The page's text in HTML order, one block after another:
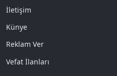
İletişim
Künye
Reklam Ver
Vefat İlanları